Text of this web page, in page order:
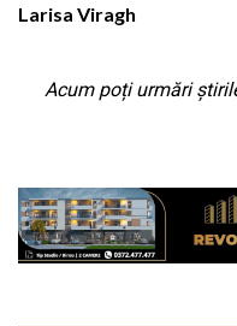
Larisa Viragh
Acum poți urmări